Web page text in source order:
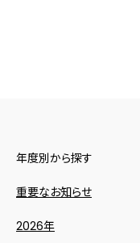
年度別から探す
重要なお知らせ
2026年